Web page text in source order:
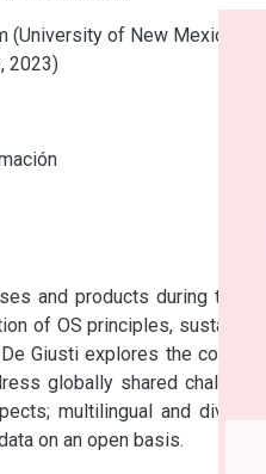
of New Mexico and
2023)
and products during the life
of OS principles, sustainable
Giusti explores the concepts
globally shared challenges
multilingual and diversity;
on an open basis.